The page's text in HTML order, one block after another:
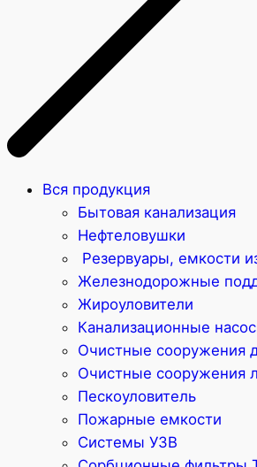
Вся продукция
Бытовая канализация
Нефтеловушки
Резервуары, емкости
Железнодорожные
Жироуловители
Канализационные
Очистные сооружения
Очистные сооружения
Пескоуловитель
Пожарные емкости
Системы УЗВ